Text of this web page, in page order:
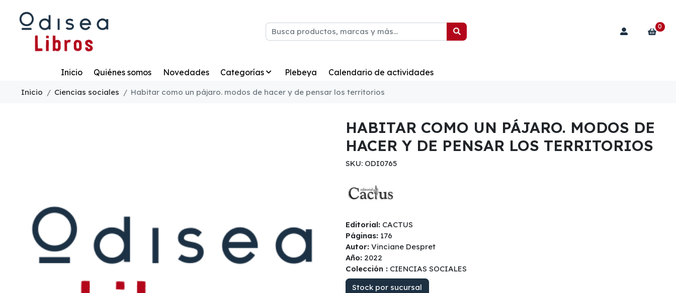
0
Inicio Quiénes somos Novedades Categorías Plebeya Calendario de actividades
Inicio Ciencias sociales Habitar como un pájaro. modos de hacer y de pensar los territorios
HABITAR COMO UN PÁJARO. MODOS DE
HACER Y DE PENSAR LOS TERRITORIOS
SKU: ODI0765
Editorial: CACTUS
Páginas: 176
Autor: Vinciane Despret
Año: 2022
Colección : CIENCIAS SOCIALES
Stock por sucursal